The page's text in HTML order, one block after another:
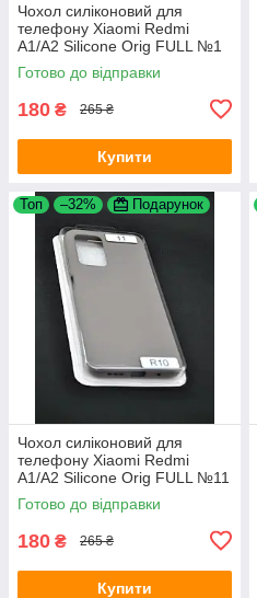
Чохол силіконовий для
телефону Xiaomi Redmi
A1/A2 Silicone Orig FULL №1
black (4uou)
Готово до відправки
180 ₴ 265 ₴
Купити
Топ –32% Подарунок
Чохол силіконовий для
телефону Xiaomi Redmi
A1/A2 Silicone Orig FULL №11
Dark Olive 4you
Готово до відправки
180 ₴ 265 ₴
Купити